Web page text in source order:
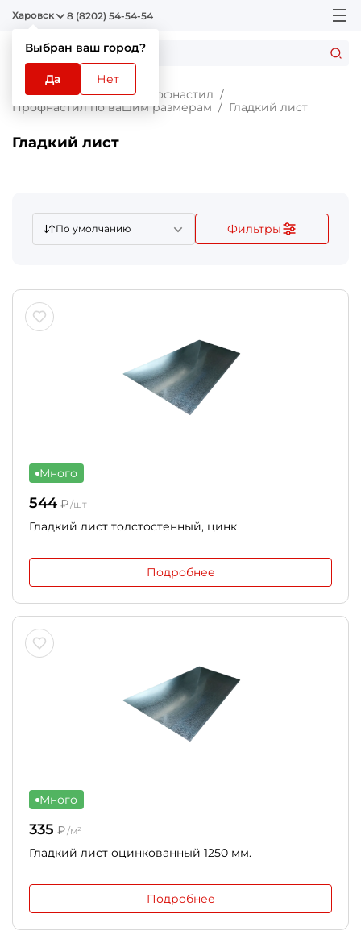
Харовск
Выбран ваш город?
Да Нет
8 (8202) 54-54-54
Главная Каталог
Профнастил
Профнастил по вашим размерам
Гладкий лист
Гладкий лист
По умолчанию Фильтры
Много
544 ₽/шт
Гладкий лист толстостенный, цинк
Подробнее
Много
335 ₽/м²
Гладкий лист оцинкованный 1250 мм.
Подробнее